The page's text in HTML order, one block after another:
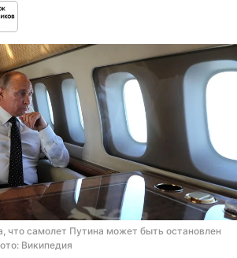
что самолет Путина может быть остановлен
Википедия